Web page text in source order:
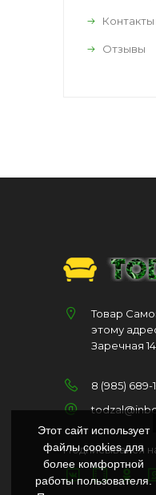
Контакты
Отзывы
Товар
этому
Заречная
8 (985) 689-
Подписывайся
Этот сайт использует
файлы cookies для
более комфортной
работы пользователя.